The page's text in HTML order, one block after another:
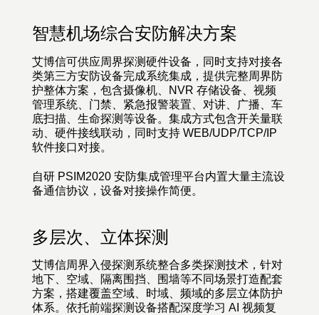
智慧机场综合安防解决方案
艾博信可供应周界探测硬件设备，同时支持对接各
类第三方安防设备完成系统集成，提供完整周界防
护整体方案，包含摄像机、NVR 存储设备、视频
管理系统、门禁、紧急报警装置、对讲、广播、车
底扫描、生命探测等设备。集成方式包含开关量联
动、硬件接线联动，同时支持 WEB/UDP/TCP/IP
软件接口对接。
自研 PSIM2020 安防集成管理平台内置大量主流设
备通信协议，设备对接操作简便。
多层次、立体探测
艾博信周界入侵探测系统整合多类探测技术，针对
地下、空域、隔离围挡、围墙等不同场景打造配套
方案，搭建覆盖空域、时域、频域的多层立体防护
体系。依托前端探测设备搭配深度学习 AI 视频复